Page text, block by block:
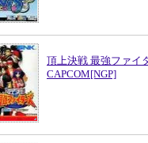
頂上決戦 最強ファイ
CAPCOM[NGP]